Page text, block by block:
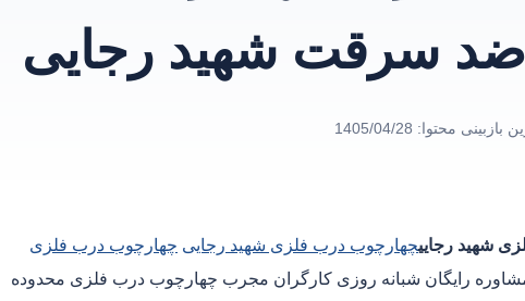
سرقت شهید رجایی
بازبینی محتوا: 1405/04/28
شهید رجاییچهارچوب درب فلزی شهید رجایی چهارچوب درب فلزی
با تخفیف مشاوره رایگان شبانه روزی کارگران مجرب چهارچوب درب فلزی محدوده